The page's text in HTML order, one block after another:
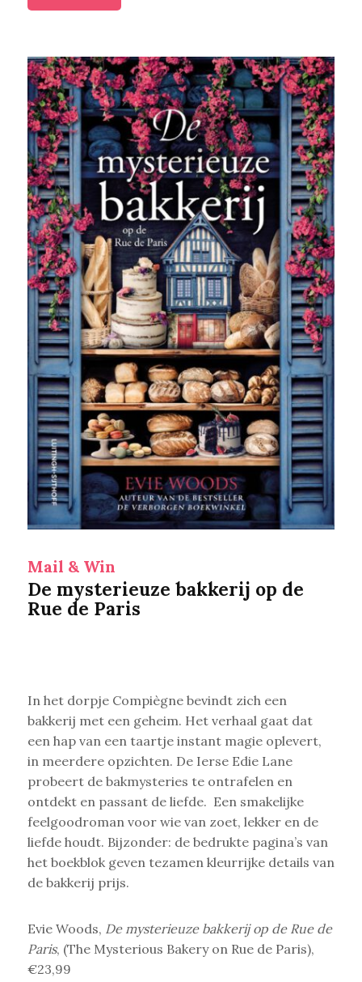
Mail & Win
De mysterieuze bakkerij op de
Rue de Paris
In het dorpje Compiègne bevindt zich een
bakkerij met een geheim. Het verhaal gaat dat
een hap van een taartje instant magie oplevert,
in meerdere opzichten. De Ierse Edie Lane
probeert de bakmysteries te ontrafelen en
ontdekt en passant de liefde. Een smakelijke
feelgoodroman voor wie van zoet, lekker en de
liefde houdt. Bijzonder: de bedrukte pagina’s van
het boekblok geven tezamen kleurrijke details van
de bakkerij prijs.
Evie Woods, De mysterieuze bakkerij op de Rue de
Paris, (The Mysterious Bakery on Rue de Paris),
€23,99